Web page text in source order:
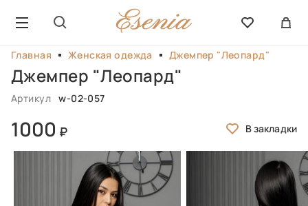
Главная Женская одежда Джемпер "Леопард"
Джемпер "Леопард"
Артикул w-02-057
1000